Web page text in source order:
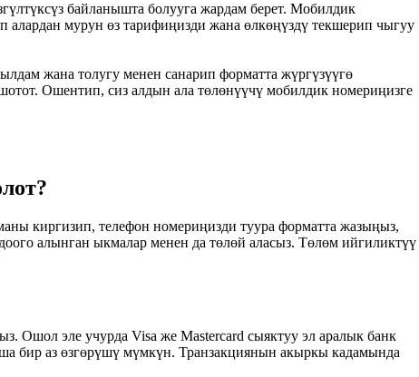
байланышта болууга жардам берет. Мобилдик
мурун өз тарифиңизди жана өлкөңүздү текшерип чыгуу
жана толугу менен санарип форматта жүргүзүүгө
Ошентип, сиз алдын ала төлөнүүчү мобилдик номериңизге
киргизип, телефон номериңизди туура форматта жазыңыз,
алынган ыкмалар менен да төлөй аласыз. Төлөм ийгиликтүү
Ошол эле учурда Visa же Mastercard сыяктуу эл аралык банк
бир аз өзгөрүшү мүмкүн. Транзакциянын акыркы кадамында